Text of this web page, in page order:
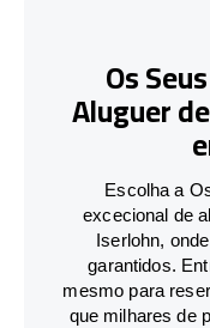
Os
Aluguer
Escolha a
excecional de
Iserlohn,
garantidos.
mesmo para
que milhares de